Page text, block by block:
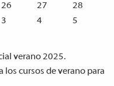
26 27
28
3 4 5
verano 2025.
los cursos de verano para